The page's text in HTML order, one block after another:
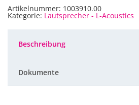
Menge
Artikelnummer: 1003910.00
Kategorie: Lautsprecher - L-Acoustics
Beschreibung
Dokumente